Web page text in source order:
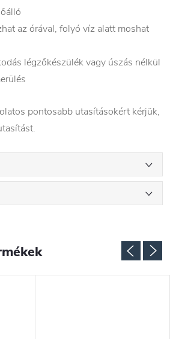
az órával, folyó víz alatt moshat
légzőkészülék vagy úszás nélkül
pontosabb utasításokért kérjük,